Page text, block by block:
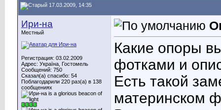
17.03.2009, 14:35
Ири-на
Местный
Регистрация: 03.02.2009
Адрес: Україна, Гостомель
Сообщений: 750
Сказал(а) спасибо: 54
Поблагодарили 220 раз(а) в 138
сообщениях
Какие опоры
фотками и
Есть такой
материнском